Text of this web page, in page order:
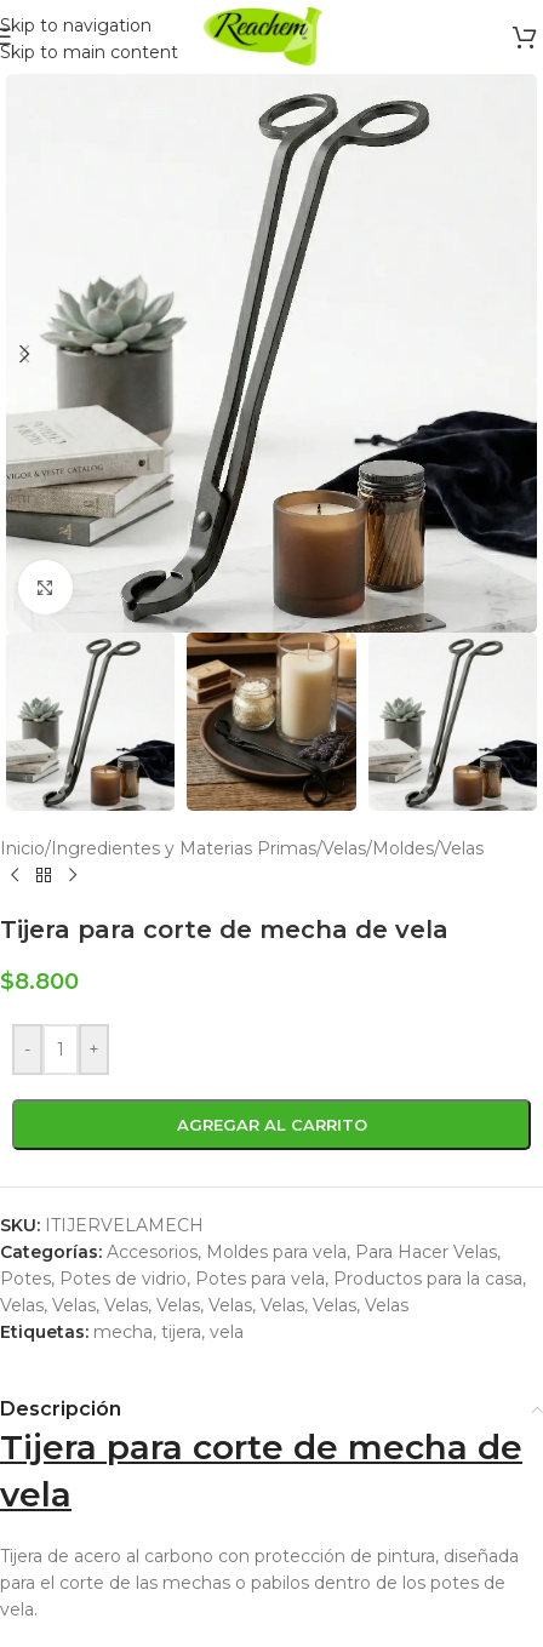
Skip to navigation
Skip to main content
Click to enlarge
Inicio/Ingredientes y Materias Primas/Velas/Moldes/Velas
Tijera para corte de mecha de vela
$8.800
- +
AGREGAR AL CARRITO
SKU: ITIJERVELAMECH
Categorías: Accesorios, Moldes para vela, Para Hacer Velas,
Potes, Potes de vidrio, Potes para vela, Productos para la casa,
Velas, Velas, Velas, Velas, Velas, Velas, Velas, Velas
Etiquetas: mecha, tijera, vela
Descripción
Tijera para corte de mecha de
vela
Tijera de acero al carbono con protección de pintura, diseñada
para el corte de las mechas o pabilos dentro de los potes de
vela.